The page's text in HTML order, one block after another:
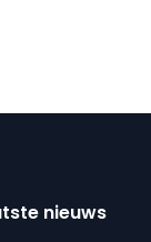
nieuws